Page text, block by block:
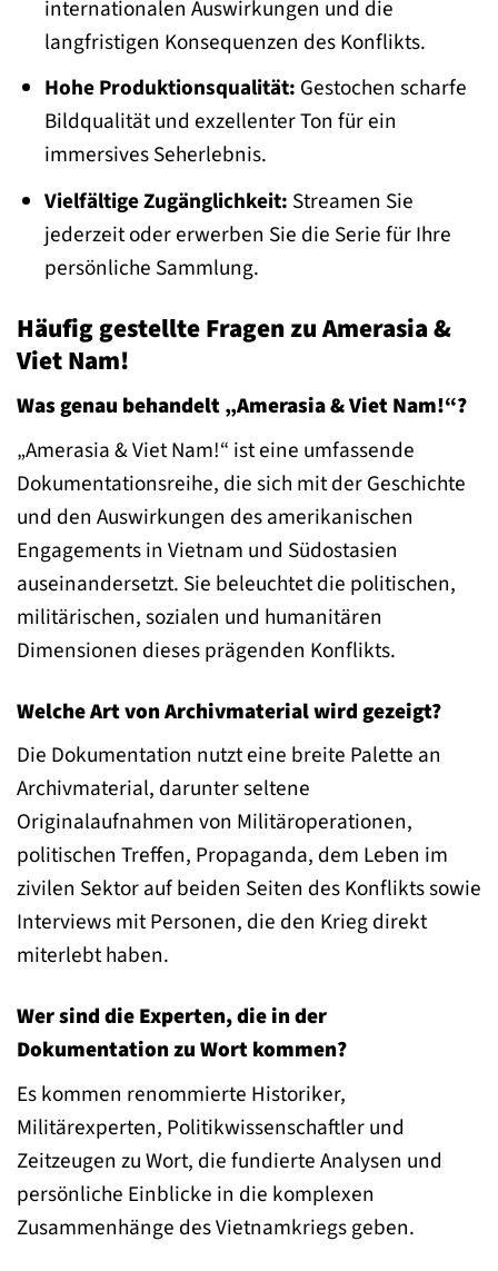
internationalen Auswirkungen und die
langfristigen Konsequenzen des Konflikts.
Hohe Produktionsqualität: Gestochen scharfe
Bildqualität und exzellenter Ton für ein
immersives Seherlebnis.
Vielfältige Zugänglichkeit: Streamen Sie
jederzeit oder erwerben Sie die Serie für Ihre
persönliche Sammlung.
Häufig gestellte Fragen zu Amerasia &
Viet Nam!
Was genau behandelt „Amerasia & Viet Nam!“?
„Amerasia & Viet Nam!“ ist eine umfassende
Dokumentationsreihe, die sich mit der Geschichte
und den Auswirkungen des amerikanischen
Engagements in Vietnam und Südostasien
auseinandersetzt. Sie beleuchtet die politischen,
militärischen, sozialen und humanitären
Dimensionen dieses prägenden Konflikts.
Welche Art von Archivmaterial wird gezeigt?
Die Dokumentation nutzt eine breite Palette an
Archivmaterial, darunter seltene
Originalaufnahmen von Militäroperationen,
politischen Treffen, Propaganda, dem Leben im
zivilen Sektor auf beiden Seiten des Konflikts sowie
Interviews mit Personen, die den Krieg direkt
miterlebt haben.
Wer sind die Experten, die in der
Dokumentation zu Wort kommen?
Es kommen renommierte Historiker,
Militärexperten, Politikwissenschaftler und
Zeitzeugen zu Wort, die fundierte Analysen und
persönliche Einblicke in die komplexen
Zusammenhänge des Vietnamkriegs geben.